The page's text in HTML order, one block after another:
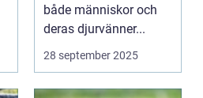
både människor och
deras djurvänner...
28 september 2025